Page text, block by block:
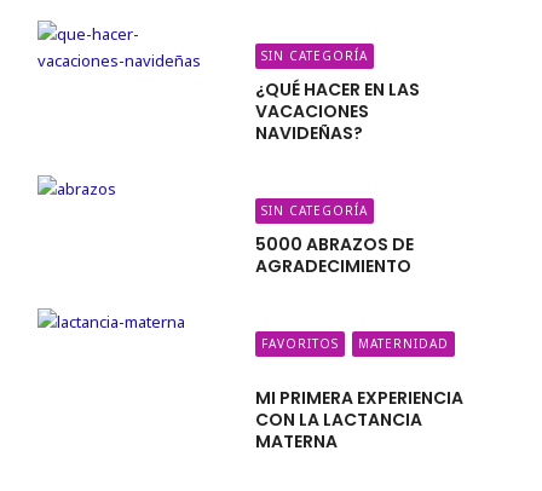
SIN CATEGORÍA
¿QUÉ HACER EN LAS
VACACIONES
NAVIDEÑAS?
SIN CATEGORÍA
5000 ABRAZOS DE
AGRADECIMIENTO
FAVORITOS MATERNIDAD
MI PRIMERA EXPERIENCIA
CON LA LACTANCIA
MATERNA